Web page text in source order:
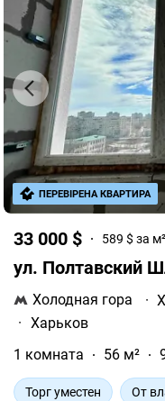
33 000 $ 589 $ за м²
ул. Полтавский
Холодная гора ·
· Харьков
1 комната
56 м²
Торг уместен От
ПЕРЕВІРЕНА КВАРТИРА